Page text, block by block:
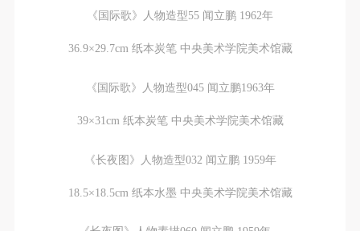
《国际歌》人物造型55 闻立鹏 1962年
36.9×29.7cm 纸本炭笔 中央美术学院美术馆藏
《国际歌》人物造型045 闻立鹏1963年
39×31cm 纸本炭笔 中央美术学院美术馆藏
《长夜图》人物造型032 闻立鹏 1959年
18.5×18.5cm 纸本水墨 中央美术学院美术馆藏